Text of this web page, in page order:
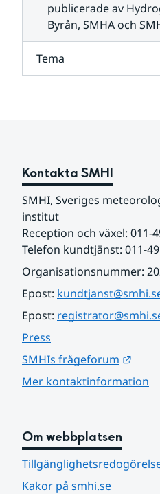
publicerade av
Byrån, SMHA och
Tema
Kontakta SMHI
SMHI, Sveriges
institut
Reception och växel: 011-
Telefon kundtjänst: 011-
Organisationsnummer:
Epost:
Epost:
Press
SMHIs frågeforum
Mer kontaktinformation
Om webbplatsen
Kakor på smhi.se